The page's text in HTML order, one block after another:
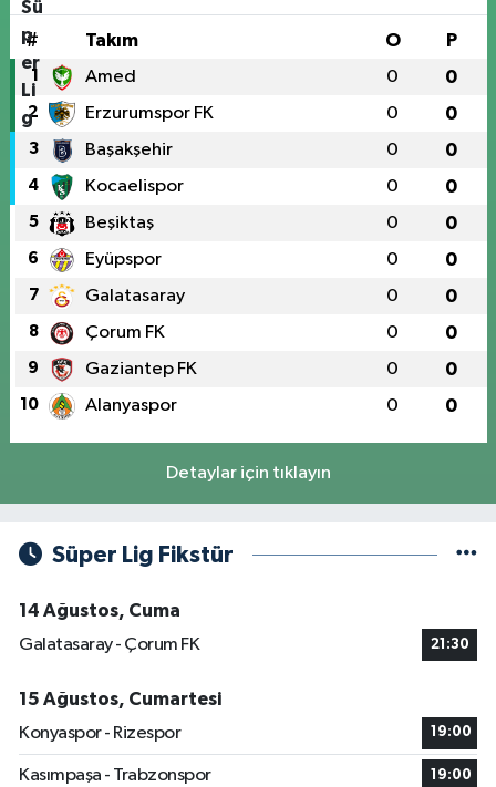
# Takım O P
1 Amed 0 0
2 Erzurumspor FK 0 0
3 Başakşehir 0 0
4 Kocaelispor 0 0
5 Beşiktaş 0 0
6 Eyüpspor 0 0
7 Galatasaray 0 0
8 Çorum FK 0 0
9 Gaziantep FK 0 0
10 Alanyaspor 0 0
Detaylar için tıklayın
Süper Lig Fikstür
14 Ağustos, Cuma
Galatasaray - Çorum FK
21:30
15 Ağustos, Cumartesi
Konyaspor - Rizespor
19:00
Kasımpaşa - Trabzonspor 19:00